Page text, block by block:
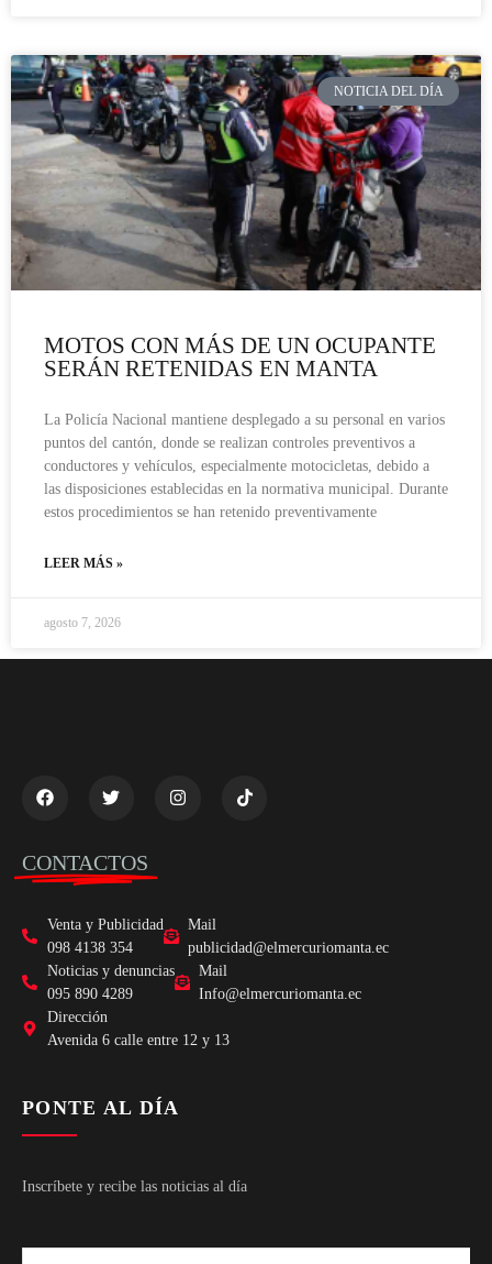
NOTICIA DEL DÍA
MOTOS CON MÁS DE UN OCUPANTE
SERÁN RETENIDAS EN MANTA
La Policía Nacional mantiene desplegado a su personal en varios
puntos del cantón, donde se realizan controles preventivos a
conductores y vehículos, especialmente motocicletas, debido a
las disposiciones establecidas en la normativa municipal. Durante
estos procedimientos se han retenido preventivamente
LEER MÁS »
agosto 7, 2026
CONTACTOS
Venta y Publicidad
098 4138 354
Mail
publicidad@elmercuriomanta.ec
Noticias y denuncias
095 890 4289
Mail
Info@elmercuriomanta.ec
Dirección
Avenida 6 calle entre 12 y 13
PONTE AL DÍA
Inscríbete y recibe las noticias al día